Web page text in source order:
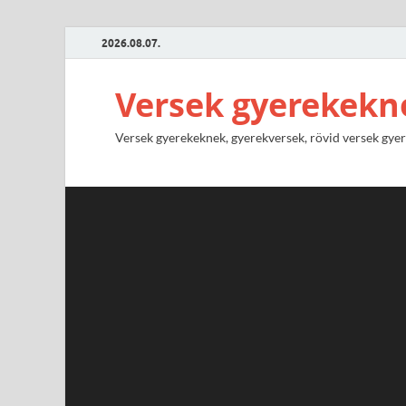
2026.08.07.
Versek
Versek gyerekeknek, gyerekversek, rövid versek